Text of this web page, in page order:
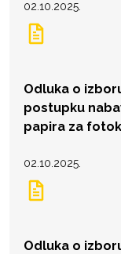
02.10.2025.
Odluka o
postupku
papira za
02.10.2025.
Odluka o